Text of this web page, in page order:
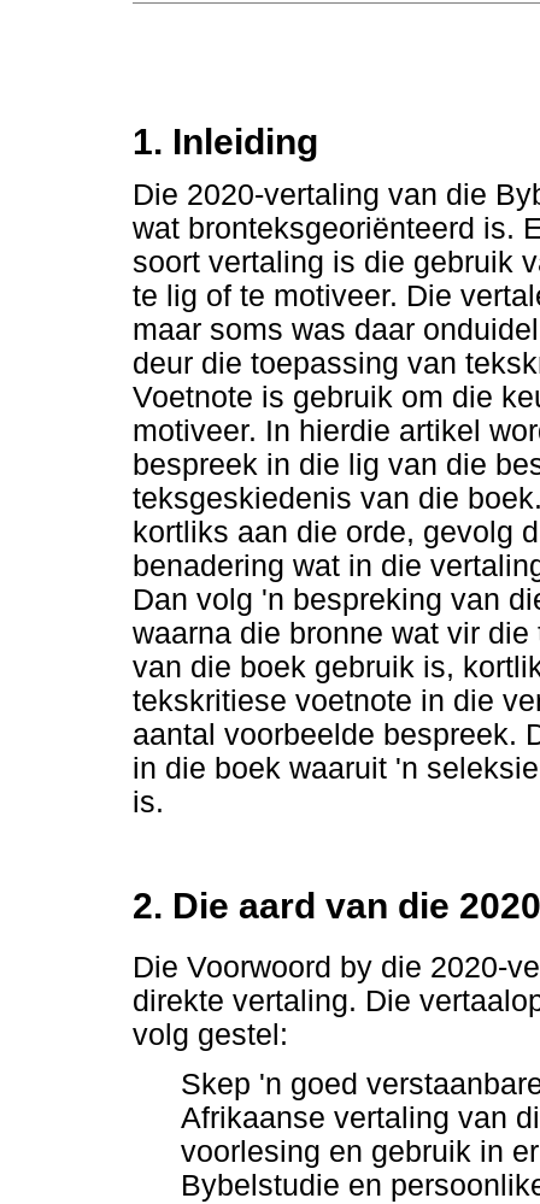
1. Inleiding
Die 2020-vertaling van die
wat bronteksgeoriënteerd is.
soort vertaling is die gebruik
te lig of te motiveer. Die
maar soms was daar
deur die toepassing van
Voetnote is gebruik om die
motiveer. In hierdie artikel
bespreek in die lig van die
teksgeskiedenis van die
kortliks aan die orde, gevolg
benadering wat in die
Dan volg 'n bespreking van
waarna die bronne wat vir
van die boek gebruik is,
tekskritiese voetnote in die
aantal voorbeelde bespreek.
in die boek waaruit 'n
is.
2. Die aard van die
Die Voorwoord by die 2020-
direkte vertaling. Die
volg gestel:
Skep 'n goed
Afrikaanse vertaling van
voorlesing en gebruik in
Bybelstudie en